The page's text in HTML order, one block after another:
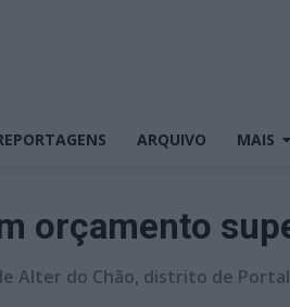
ARQUIVO MAIS
orçamento
Alter do Chão, distrito de